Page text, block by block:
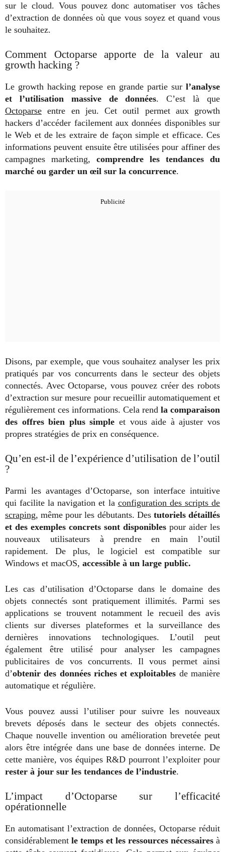
sur le cloud. Vous pouvez donc automatiser vos tâches
d’extraction de données où que vous soyez et quand vous
le souhaitez.
Comment Octoparse apporte de la valeur au
growth hacking ?
Le growth hacking repose en grande partie sur l’analyse
et l’utilisation massive de données. C’est là que
Octoparse entre en jeu. Cet outil permet aux growth
hackers d’accéder facilement aux données disponibles sur
le Web et de les extraire de façon simple et efficace. Ces
informations peuvent ensuite être utilisées pour affiner des
campagnes marketing, comprendre les tendances du
marché ou garder un œil sur la concurrence.
Disons, par exemple, que vous souhaitez analyser les prix
pratiqués par vos concurrents dans le secteur des objets
connectés. Avec Octoparse, vous pouvez créer des robots
d’extraction sur mesure pour recueillir automatiquement et
régulièrement ces informations. Cela rend la comparaison
des offres bien plus simple et vous aide à ajuster vos
propres stratégies de prix en conséquence.
Qu’en est-il de l’expérience d’utilisation de l’outil
?
Parmi les avantages d’Octoparse, son interface intuitive
qui facilite la navigation et la configuration des scripts de
scraping, même pour les débutants. Destutoriels détaillés
et des exemples concrets sont disponibles pour aider les
nouveaux utilisateurs à prendre en main l’outil
rapidement. De plus, le logiciel est compatible sur
Windows et macOS, accessible à un large public.
Les cas d’utilisation d’Octoparse dans le domaine des
objets connectés sont pratiquement illimités. Parmi ses
applications se trouvent notamment le recueil des avis
clients sur diverses plateformes et la surveillance des
dernières innovations technologiques. L’outil peut
également être utilisé pour analyser les campagnes
publicitaires de vos concurrents. Il vous permet ainsi
d’obtenir des données riches et exploitables de manière
automatique et régulière.
Vous pouvez aussi l’utiliser pour suivre les nouveaux
brevets déposés dans le secteur des objets connectés.
Chaque nouvelle invention ou amélioration brevetée peut
alors être intégrée dans une base de données interne. De
cette manière, vos équipes R&D pourront l’exploiter pour
rester à jour sur les tendances de l’industrie.
L’impact d’Octoparse sur l’efficacité
opérationnelle
En automatisant l’extraction de données, Octoparse réduit
considérablement le temps et les ressources nécessaires à